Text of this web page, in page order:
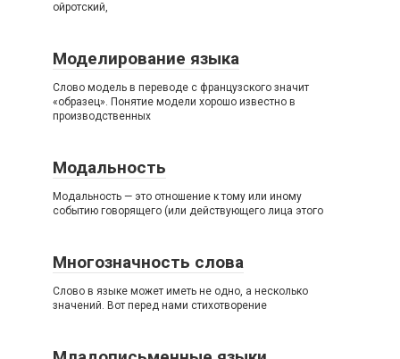
ойротский,
Моделирование языка
Слово модель в переводе с французского значит
«образец». Понятие модели хорошо известно в
производственных
Модальность
Модальность — это отношение к тому или иному
событию говорящего (или действующего лица этого
Многозначность слова
Слово в языке может иметь не одно, а несколько
значений. Вот перед нами стихотворение